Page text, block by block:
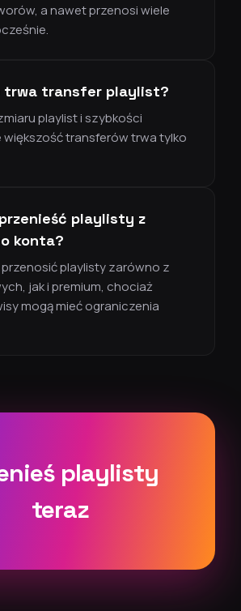
a nawet przenosi wiele
trwa transfer playlist?
playlist i szybkości
większość transferów trwa tylko
playlisty z
konta?
playlisty zarówno z
jak i premium, chociaż
mogą mieć ograniczenia
playlisty
teraz